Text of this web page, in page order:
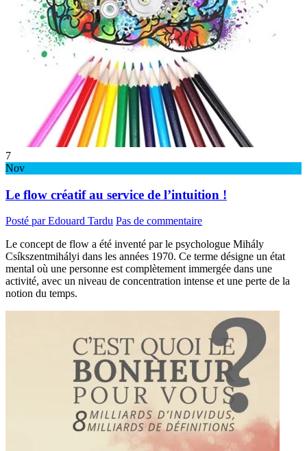
7
Nov
Le flow créatif au service de l’intuition !
Posté par Edouard Tardu Pas de commentaire
Le concept de flow a été inventé par le psychologue Mihály
Csíkszentmihályi dans les années 1970. Ce terme désigne un état
mental où une personne est complètement immergée dans une
activité, avec un niveau de concentration intense et une perte de la
notion du temps.